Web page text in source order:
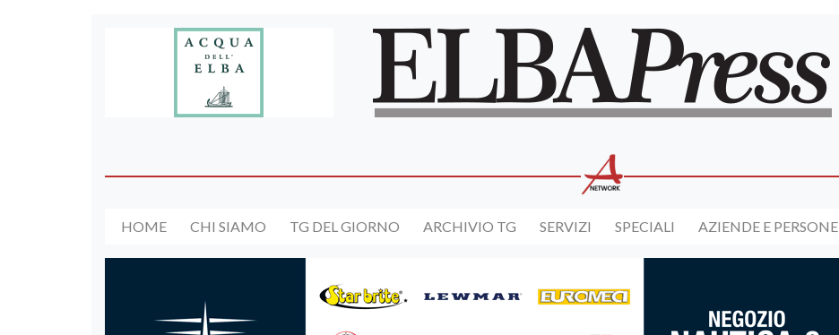
HOME CHI SIAMO TG DEL GIORNO ARCHIVIO TG SERVIZI SPECIALI AZIENDE E PERSONE